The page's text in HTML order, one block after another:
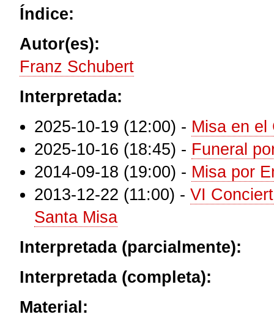
Índice:
Autor(es):
Franz Schubert
Interpretada:
2025-10-19 (12:00) - Misa en el
2025-10-16 (18:45) - Funeral
2014-09-18 (19:00) - Misa por
2013-12-22 (11:00) - VI
Santa Misa
Interpretada (parcialmente):
Interpretada (completa):
Material: